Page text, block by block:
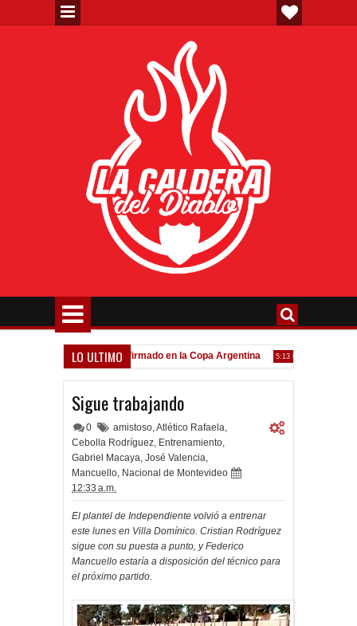
LO ULTIMO
Todo confirmado en la Copa Argentina 5:13 PM Goleada
Sigue trabajando
0 amistoso,Atlético Rafaela,
Cebolla Rodríguez, Entrenamiento,
Gabriel Macaya, José Valencia,
Mancuello, Nacional de Montevideo
12:33 a.m.
El plantel de Independiente volvió a entrenar
este lunes en Villa Domínico. Cristian Rodríguez
sigue con su puesta a punto, y Federico
Mancuello estaría a disposición del técnico para
el próximo partido.